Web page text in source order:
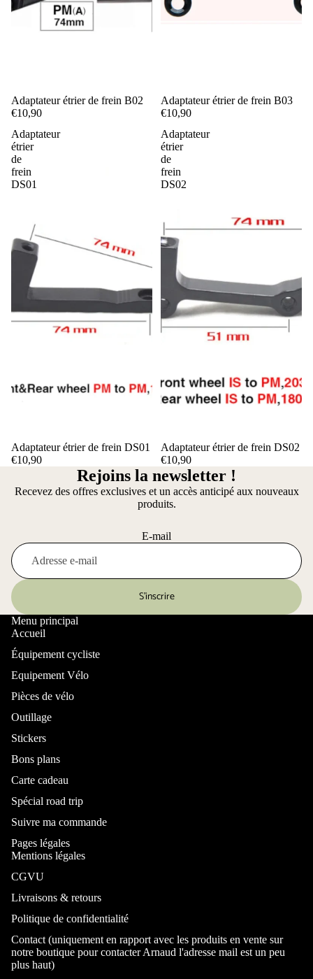
Adaptateur étrier de frein B02
€10,90
Adaptateur étrier de frein B03
€10,90
Adaptateur
étrier
de
frein
DS01
Adaptateur étrier de frein DS01
€10,90
Adaptateur
étrier
de
frein
DS02
Adaptateur étrier de frein DS02
€10,90
Rejoins la newsletter !
Recevez des offres exclusives et un accès anticipé aux nouveaux
produits.
E-mail
S’inscrire
Menu principal
Accueil
Équipement cycliste
Equipement Vélo
Pièces de vélo
Outillage
Stickers
Bons plans
Carte cadeau
Spécial road trip
Suivre ma commande
Pages légales
Mentions légales
CGVU
Livraisons & retours
Politique de confidentialité
Contact (uniquement en rapport avec les produits en vente sur
notre boutique pour contacter Arnaud l'adresse mail est un peu
plus haut)